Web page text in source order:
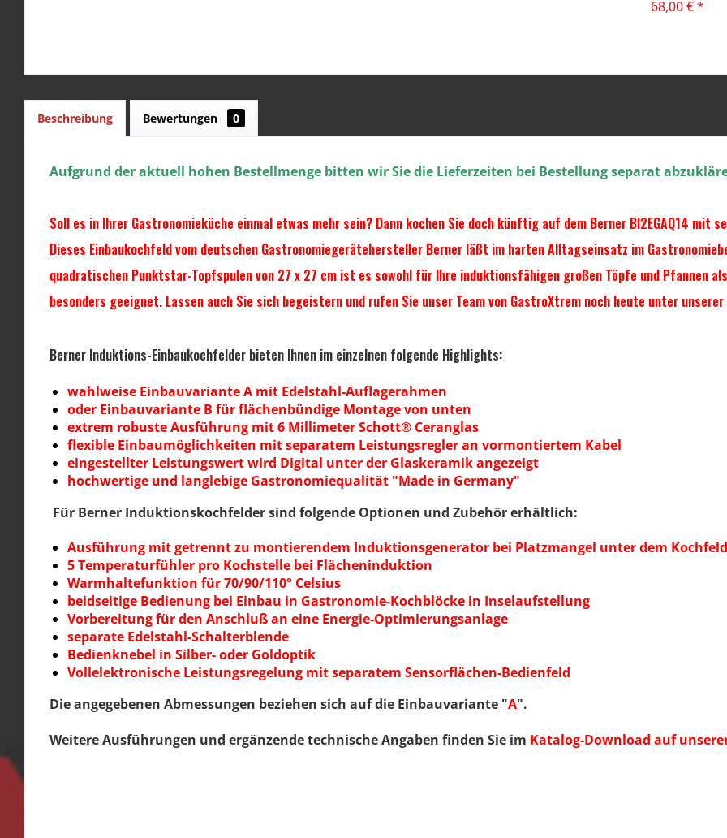
68,00 € *
Beschreibung Bewertungen 0
Aufgrund der aktuell hohen Bestellmenge bitten wir Sie die Lieferzeiten bei Bestellung separat
Soll es in Ihrer Gastronomieküche einmal etwas mehr sein? Dann kochen Sie doch künftig auf dem Berner BI2EGAQ14 mit
Dieses Einbaukochfeld vom deutschen Gastronomiegerätehersteller Berner läßt im harten Alltagseinsatz im
quadratischen Punktstar-Topfspulen von 27 x 27 cm ist es sowohl für Ihre induktionsfähigen großen Töpfe und Pfannen
besonders geeignet. Lassen auch Sie sich begeistern und rufen Sie unser Team von GastroXtrem noch heute unter
Berner Induktions-Einbaukochfelder bieten Ihnen im einzelnen folgende Highlights:
wahlweise Einbauvariante A mit Edelstahl-Auflagerahmen
oder Einbauvariante B für flächenbündige Montage von unten
extrem robuste Ausführung mit 6 Millimeter Schott® Ceranglas
flexible Einbaumöglichkeiten mit separatem Leistungsregler an vormontiertem Kabel
eingestellter Leistungswert wird Digital unter der Glaskeramik angezeigt
hochwertige und langlebige Gastronomiequalität "Made in Germany"
Für Berner Induktionskochfelder sind folgende Optionen und Zubehör erhältlich:
Ausführung mit getrennt zu montierendem Induktionsgenerator bei Platzmangel unter dem Kochfeld
5 Temperaturfühler pro Kochstelle bei Flächeninduktion
Warmhaltefunktion für 70/90/110° Celsius
beidseitige Bedienung bei Einbau in Gastronomie-Kochblöcke in Inselaufstellung
Vorbereitung für den Anschluß an eine Energie-Optimierungsanlage
separate Edelstahl-Schalterblende
Bedienknebel in Silber- oder Goldoptik
Vollelektronische Leistungsregelung mit separatem Sensorflächen-Bedienfeld
Die angegebenen Abmessungen beziehen sich auf die Einbauvariante "A".
Weitere Ausführungen und ergänzende technische Angaben finden Sie im Katalog-Download auf